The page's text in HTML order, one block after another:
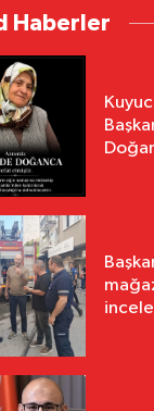
Haberler